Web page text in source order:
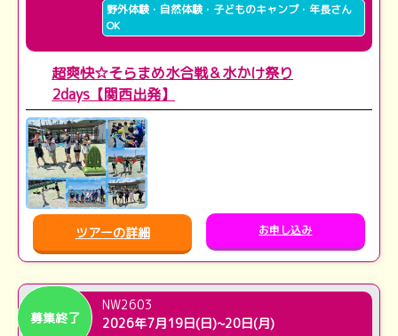
野外体験・自然体験・子どものキャンプ・年長さん
OK
超爽快☆そらまめ水合戦＆水かけ祭り
2days【関西出発】
ツアーの詳細 お申し込み
募集終了
NW2603
2026年7月19日(日)~20日(月)